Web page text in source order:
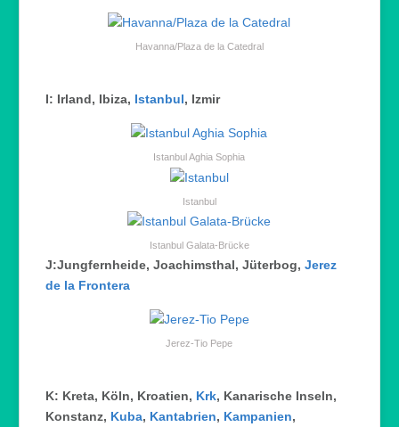
Havanna/Plaza de la Catedral
I: Irland, Ibiza, Istanbul, Izmir
Istanbul Aghia Sophia
Istanbul
Istanbul Galata-Brücke
J:Jungfernheide, Joachimsthal, Jüterbog,Jerez
de la Frontera
Jerez-Tio Pepe
K: Kreta, Köln, Kroatien, Krk, Kanarische Inseln,
Konstanz, Kuba, Kantabrien, Kampanien,